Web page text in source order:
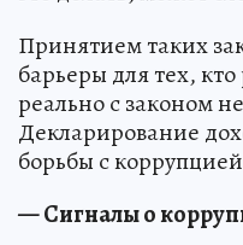
Принятием таких
барьеры для тех, кто
реально с законом
Декларирование
борьбы с
— Сигналы о